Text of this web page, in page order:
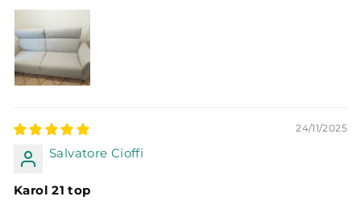
24/11/2025
Salvatore Cioffi
Karol 21 top